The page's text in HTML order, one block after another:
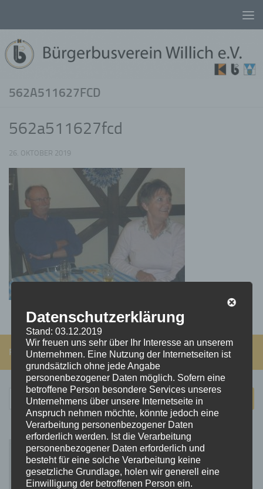
562A511627FCD
562a511627fcd
26. OKTOBER 2019
FOLGEN:
Suchen
Datenschutzerklärung
Stand: 03.12.2019
Wir freuen uns sehr über Ihr Interesse an unserem
Unternehmen. Eine Nutzung der Internetseiten ist
grundsätzlich ohne jede Angabe
personenbezogener Daten möglich. Sofern eine
betroffene Person besondere Services unseres
Unternehmens über unsere Internetseite in
Anspruch nehmen möchte, könnte jedoch eine
Verarbeitung personenbezogener Daten
erforderlich werden. Ist die Verarbeitung
personenbezogener Daten erforderlich und
besteht für eine solche Verarbeitung keine
gesetzliche Grundlage, holen wir generell eine
Einwilligung der betroffenen Person ein.